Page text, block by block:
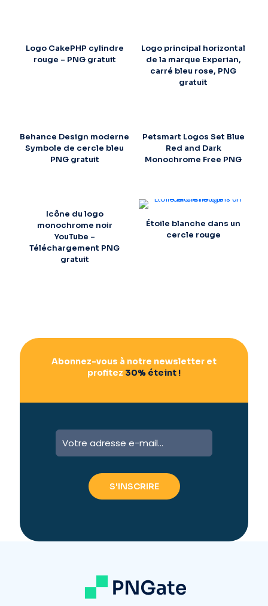
Logo CakePHP cylindre
rouge – PNG gratuit
Logo principal horizontal
de la marque Experian,
carré bleu rose, PNG
gratuit
Behance Design moderne
Symbole de cercle bleu
PNG gratuit
Petsmart Logos Set Blue
Red and Dark
Monochrome Free PNG
Icône du logo
monochrome noir
YouTube –
Téléchargement PNG
gratuit
Étoile blanche dans un
cercle rouge
Abonnez-vous à notre newsletter et
profitez 30% éteint !